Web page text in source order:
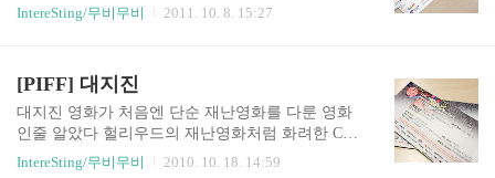
IntereSting/무비무비
2011. 10. 8. 15:27
[PIFF] 대지진
대지진 영화가 처음엔 단순 재난영화를 다룬 영화
인줄 알았다 헐리우드의 재난영화처럼 화려한 CG
와 여기저기 터지는 장면들을 예상하였는데 영화
IntereSting/무비무비 2010. 10. 18. 14:59